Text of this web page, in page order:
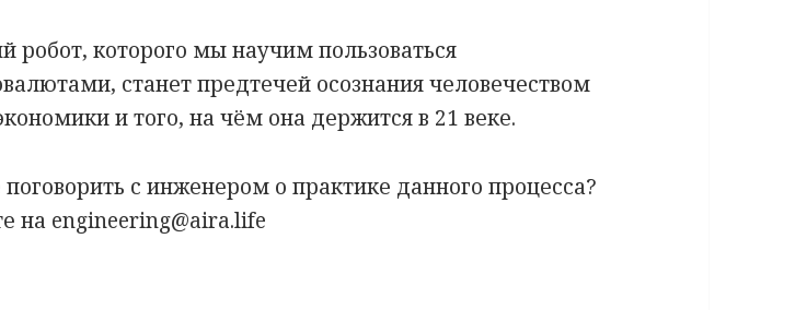
робот, которого мы научим пользоваться
станет предтечей осознания человечеством
и того, на чём она держится в 21 веке.
поговорить с инженером о практике данного процесса?
на engineering@aira.life